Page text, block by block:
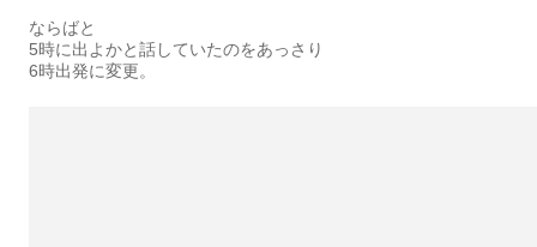
ならばと
5時に出よかと話していたのをあっさり
6時出発に変更。